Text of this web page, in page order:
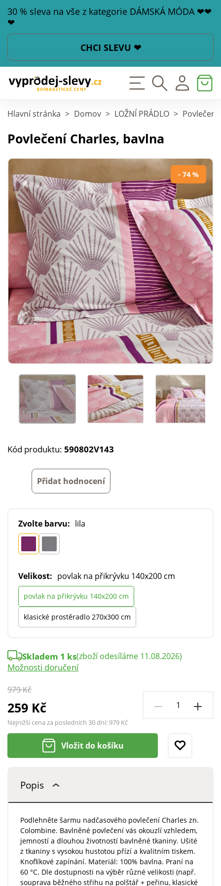
30 % sleva na vše z kategorie DÁMSKÁ MÓDA ❤❤
❤
CHCI SLEVU ❤
Hlavní stránka > Domov > LOŽNÍ PRÁDLO > Povlečení
Povlečení Charles, bavlna
- 74 %
Kód produktu: 590802V143
Přidat hodnocení
Zvolte barvu: lila
Velikost: povlak na přikrývku 140x200 cm
povlak na přikrývku 140x200 cm
klasické prostěradlo 270x300 cm
979 Kč
259 Kč
Nejnižší cena za posledních 30 dní:979 Kč
Skladem 1 ks(zboží odesíláme 11.08.2026)
Možnosti doručení
Vložit do košíku
Popis
Podlehněte šarmu nadčasového povlečení Charles zn.
Colombine. Bavlněné povlečení vás okouzlí vzhledem,
jemností a dlouhou životností bavlněné tkaniny. Ušité
z tkaniny s vysokou hustotou přízí a kvalitním tiskem.
Knoflíkové zapínání. Materiál: 100% bavlna. Praní na
60 °C. Dle dostupnosti na výběr různé velikosti (např.
souprava běžného střihu na polštář + peřinu, klasické